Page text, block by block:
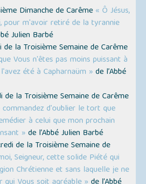
Dimanche de Carême « Ô Jésus,
pour m'avoir retiré de la tyrannie
Julien Barbé
la Troisième Semaine de Carême
Vous n'êtes pas moins puissant à
été à Capharnaüm » de l’Abbé
la Troisième Semaine de Carême
commandez d'oublier le tort que
à celui que mon prochain
» de l’Abbé Julien Barbé
de la Troisième Semaine de
Seigneur, cette solide Piété qui
Chrétienne et sans laquelle je ne